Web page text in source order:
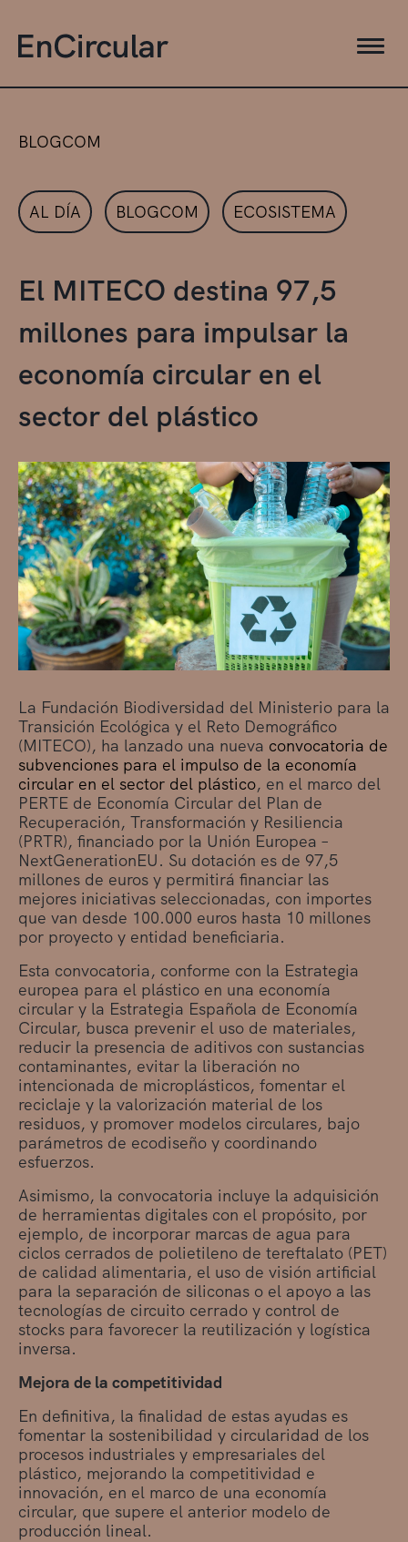
BLOGCOM
AL DÍA BLOGCOM ECOSISTEMA
El MITECO destina 97,5
millones para impulsar la
economía circular en el
sector del plástico
La Fundación Biodiversidad del Ministerio para la
Transición Ecológica y el Reto Demográfico
(MITECO), ha lanzado una nueva convocatoria de
subvenciones para el impulso de la economía
circular en el sector del plástico, en el marco del
PERTE de Economía Circular del Plan de
Recuperación, Transformación y Resiliencia
(PRTR), financiado por la Unión Europea –
NextGenerationEU. Su dotación es de 97,5
millones de euros y permitirá financiar las
mejores iniciativas seleccionadas, con importes
que van desde 100.000 euros hasta 10 millones
por proyecto y entidad beneficiaria.
Esta convocatoria, conforme con la Estrategia
europea para el plástico en una economía
circular y la Estrategia Española de Economía
Circular, busca prevenir el uso de materiales,
reducir la presencia de aditivos con sustancias
contaminantes, evitar la liberación no
intencionada de microplásticos, fomentar el
reciclaje y la valorización material de los
residuos, y promover modelos circulares, bajo
parámetros de ecodiseño y coordinando
esfuerzos.
Asimismo, la convocatoria incluye la adquisición
de herramientas digitales con el propósito, por
ejemplo, de incorporar marcas de agua para
ciclos cerrados de polietileno de tereftalato (PET)
de calidad alimentaria, el uso de visión artificial
para la separación de siliconas o el apoyo a las
tecnologías de circuito cerrado y control de
stocks para favorecer la reutilización y logística
inversa.
Mejora de la competitividad
En definitiva, la finalidad de estas ayudas es
fomentar la sostenibilidad y circularidad de los
procesos industriales y empresariales del
plástico, mejorando la competitividad e
innovación, en el marco de una economía
circular, que supere el anterior modelo de
producción lineal.